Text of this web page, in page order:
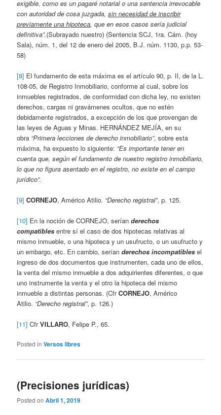
exigible, como es un pagaré notarial o una sentencia irrevocable
con autoridad de cosa juzgada,sin necesidad de inscribir
previamente una hipoteca, que en esos casos sería judicial
definitiva”.(Subrayado nuestro) (Sentencia SCJ, 1ra. Cám. (hoy
Sala), núm. 1, del 12 de enero del 2005, B.J. núm. 1130, p.p. 53-
58)
[8] El fundamento de esta máxima es el artículo 90, p. II, de la L.
108-05, de Registro Inmobiliario, conforme al cual, sobre los
inmuebles registrados, de conformidad con dicha ley, no existen
derechos, cargas ni gravámenes ocultos, que no estén
debidamente registrados, a excepción de los que provengan de
las leyes de Aguas y Minas. HERNÁNDEZ MEJÍA, en su
obra “Primera lecciones de derecho inmobiliario”, sobre esta
máxima, ha expuesto lo siguiente: “Es importante tener en
cuenta que, según el fundamento de nuestro registro inmobiliario,
lo que no figura asentado en el registro, no existe en el campo
jurídico”.
[9] CORNEJO, Américo Atilio. “Derecho registral”, p. 125.
[10] En la noción de CORNEJO, seríanderechos
compatibles entre sí el caso de dos hipotecas relativas al
mismo inmueble, o una hipoteca y un usufructo, o un usufructo y
un embargo, etc. En cambio, seríanderechos incompatibles el
ingreso de dos documentos que instrumenten, cada uno de ellos,
la venta del mismo inmueble a dos adquirientes diferentes, o que
uno instrumente la venta y el otro la hipoteca del mismo
inmueble a distintas personas. (CfrCORNEJO, Américo
Atilio. “Derecho registral”, p. 126.)
[11] CfrVILLARO, Felipe P., 65.
Posted in Versos libres
(Precisiones jurídicas)
Posted onAbril 1, 2019